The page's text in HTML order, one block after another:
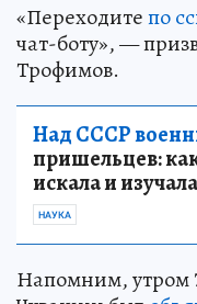
«Переходитепо
чат-боту», —
Трофимов.
Над СССР
пришельцев:
искала и
НАУКА
Напомним, утром